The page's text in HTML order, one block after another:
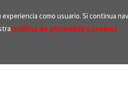
como usuario. Si continua
política de privacidad y cookies